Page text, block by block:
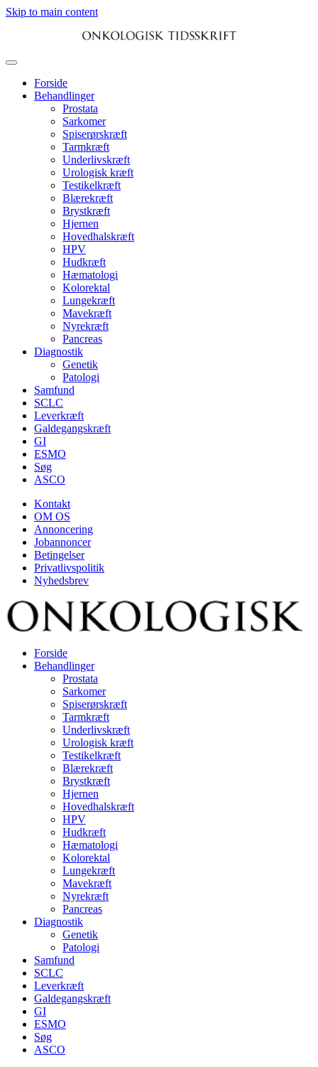
Skip to main content
Forside
Behandlinger
Prostata
Sarkomer
Spiserørskræft
Tarmkræft
Underlivskræft
Urologisk kræft
Testikelkræft
Blærekræft
Brystkræft
Hjernen
Hovedhalskræft
HPV
Hudkræft
Hæmatologi
Kolorektal
Lungekræft
Mavekræft
Nyrekræft
Pancreas
Diagnostik
Genetik
Patologi
Samfund
SCLC
Leverkræft
Galdegangskræft
GI
ESMO
Søg
ASCO
Kontakt
OM OS
Annoncering
Jobannoncer
Betingelser
Privatlivspolitik
Nyhedsbrev
Forside
Behandlinger
Prostata
Sarkomer
Spiserørskræft
Tarmkræft
Underlivskræft
Urologisk kræft
Testikelkræft
Blærekræft
Brystkræft
Hjernen
Hovedhalskræft
HPV
Hudkræft
Hæmatologi
Kolorektal
Lungekræft
Mavekræft
Nyrekræft
Pancreas
Diagnostik
Genetik
Patologi
Samfund
SCLC
Leverkræft
Galdegangskræft
GI
ESMO
Søg
ASCO